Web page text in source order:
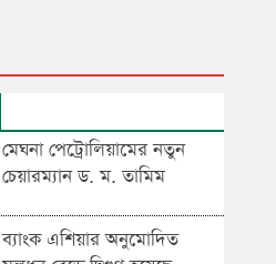
মেঘনা পেট্রোলিয়ামের নতুন
চেয়ারম্যান ড. ম. তামিম
ব্যাংক এশিয়ার অনুমোদিত